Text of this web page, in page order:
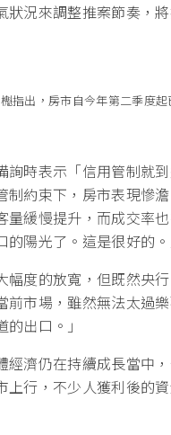
狀況來調整推案節奏，
指出，房市自今年第二季度
詢時表示「信用管制就
制約束下，房市表現慘
量緩慢提升，而成交率
陽光了。這是很好的。
幅度的放寬，但既然央
前市場，雖然無法太過
出口。」
濟仍在持續成長當中
上行，不少人獲利後的